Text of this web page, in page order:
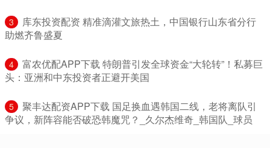
3
​库东投资配资 精准滴灌文旅热土，中国银行山东省分行
助燃齐鲁盛夏
4
​富农优配APP下载 特朗普引发全球资金“大轮转”！私募巨
头：亚洲和中东投资者正避开美国
5
​聚丰达配资APP下载 国足换血遇韩国二线，老将离队引
争议，新阵容能否破恐韩魔咒？_久尔杰维奇_韩国队_球员